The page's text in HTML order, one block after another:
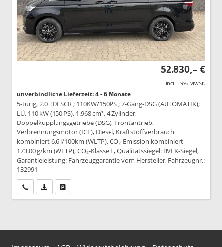
52.830,– €
incl. 19% MwSt.
unverbindliche Lieferzeit: 4 - 6 Monate
5-türig, 2.0 TDI SCR ; 110KW/150PS ; 7-Gang-DSG (AUTOMATIK);
LÜ, 110 kW (150 PS), 1.968 cm³, 4 Zylinder,
Doppelkupplungsgetriebe (DSG), Frontantrieb,
Verbrennungsmotor (ICE), Diesel, Kraftstoffverbrauch
kombiniert 6,6 l/100km (WLTP), CO₂-Emission kombiniert
173.00 g/km (WLTP), CO₂-Klasse F, Qualitätssiegel: BVFK-Siegel,
Garantieleistung: Fahrzeuggarantie vom Hersteller, Fahrzeugnr.:
132991
Wir rufen Sie anPDF-Datei, Fahrzeugexposé drucken